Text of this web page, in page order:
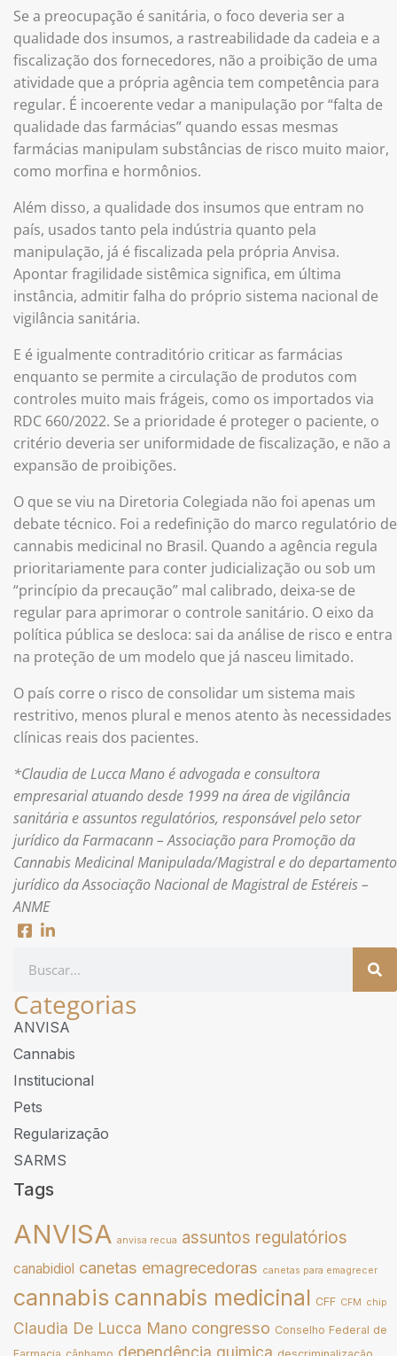
Se a preocupação é sanitária, o foco deveria ser a
qualidade dos insumos, a rastreabilidade da cadeia e a
fiscalização dos fornecedores, não a proibição de uma
atividade que a própria agência tem competência para
regular. É incoerente vedar a manipulação por “falta de
qualidade das farmácias” quando essas mesmas
farmácias manipulam substâncias de risco muito maior,
como morfina e hormônios.
Além disso, a qualidade dos insumos que entram no
país, usados tanto pela indústria quanto pela
manipulação, já é fiscalizada pela própria Anvisa.
Apontar fragilidade sistêmica significa, em última
instância, admitir falha do próprio sistema nacional de
vigilância sanitária.
E é igualmente contraditório criticar as farmácias
enquanto se permite a circulação de produtos com
controles muito mais frágeis, como os importados via
RDC 660/2022. Se a prioridade é proteger o paciente, o
critério deveria ser uniformidade de fiscalização, e não a
expansão de proibições.
O que se viu na Diretoria Colegiada não foi apenas um
debate técnico. Foi a redefinição do marco regulatório de
cannabis medicinal no Brasil. Quando a agência regula
prioritariamente para conter judicialização ou sob um
“princípio da precaução” mal calibrado, deixa-se de
regular para aprimorar o controle sanitário. O eixo da
política pública se desloca: sai da análise de risco e entra
na proteção de um modelo que já nasceu limitado.
O país corre o risco de consolidar um sistema mais
restritivo, menos plural e menos atento às necessidades
clínicas reais dos pacientes.
*Claudia de Lucca Mano é advogada e consultora
empresarial atuando desde 1999 na área de vigilância
sanitária e assuntos regulatórios, responsável pelo setor
jurídico da Farmacann – Associação para Promoção da
Cannabis Medicinal Manipulada/Magistral e do departamento
jurídico da Associação Nacional de Magistral de Estéreis –
ANME
Categorias
ANVISA
Cannabis
Institucional
Pets
Regularização
SARMS
Tags
ANVISA anvisa recua assuntos regulatórios
canabidiol canetas emagrecedoras canetas para emagrecer
cannabis cannabis medicinal CFF CFM chip
Claudia De Lucca Mano congresso Conselho Federal de
dependência quimica